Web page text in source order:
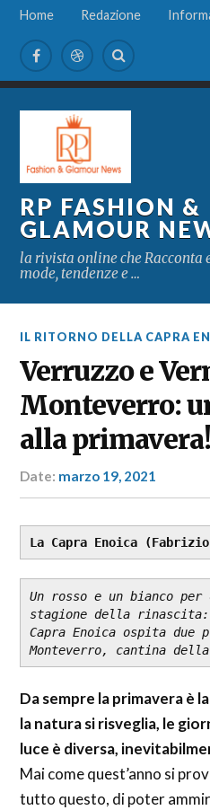
Home Redazione
RP FASHION &
GLAMOUR
la rivista online che Racconta
mode, tendenze e …
IL RITORNO DELLA CAPRA
Verruzzo e
Monteverro:
alla primavera!
Date: marzo 19, 2021
&
News
La Capra Enoica
Un rosso e un bianco
stagione della
Capra Enoica ospita
Monteverro, cantina della
Da sempre la primavera è
la natura si risveglia, le
luce è diversa,
Mai come quest’anno si
tutto questo, di poter